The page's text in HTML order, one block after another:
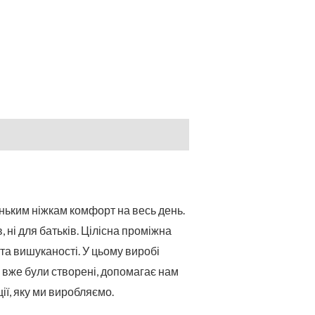
ніжкам комфорт на весь день.
ні для батьків. Цілісна проміжна
вишуканості. У цьому виробі
були створені, допомагає нам
яку ми виробляємо.